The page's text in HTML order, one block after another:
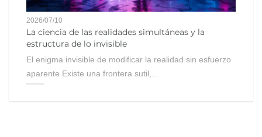
2026/07/10
La ciencia de las realidades simultáneas y la
estructura de lo invisible
El enigma invisible de modificar la realidad sin esfuerzo
aparente Existe una frontera sutil,...